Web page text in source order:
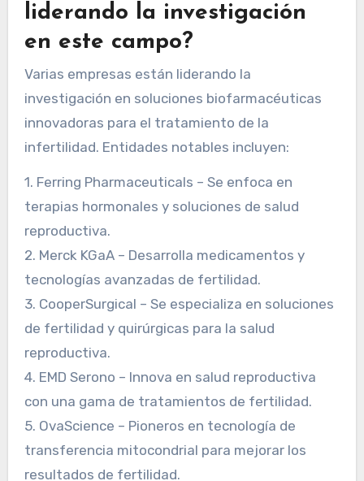
liderando la investigación
en este campo?
Varias empresas están liderando la
investigación en soluciones biofarmacéuticas
innovadoras para el tratamiento de la
infertilidad. Entidades notables incluyen:
1. Ferring Pharmaceuticals – Se enfoca en
terapias hormonales y soluciones de salud
reproductiva.
2. Merck KGaA – Desarrolla medicamentos y
tecnologías avanzadas de fertilidad.
3. CooperSurgical – Se especializa en soluciones
de fertilidad y quirúrgicas para la salud
reproductiva.
4. EMD Serono – Innova en salud reproductiva
con una gama de tratamientos de fertilidad.
5. OvaScience – Pioneros en tecnología de
transferencia mitocondrial para mejorar los
resultados de fertilidad.